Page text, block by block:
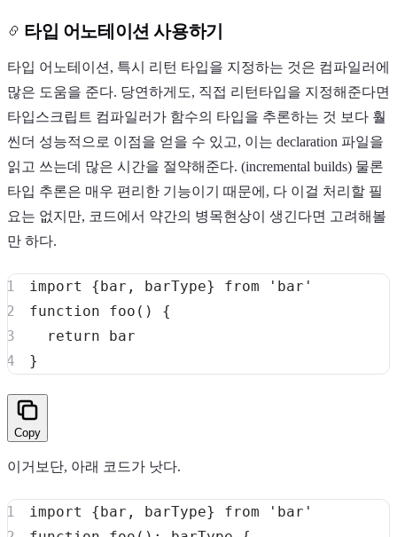
타입 어노테이션 사용하기
타입 어노테이션, 특시 리턴 타입을 지정하는 것은 컴파일러에
많은 도움을 준다. 당연하게도, 직접 리턴타입을 지정해준다면
타입스크립트 컴파일러가 함수의 타입을 추론하는 것 보다 훨
씬더 성능적으로 이점을 얻을 수 있고, 이는 declaration 파일을
읽고 쓰는데 많은 시간을 절약해준다. (incremental builds) 물론
타입 추론은 매우 편리한 기능이기 때문에, 다 이걸 처리할 필
요는 없지만, 코드에서 약간의 병목현상이 생긴다면 고려해볼
만 하다.
import {bar , barType} from
'bar'
function
foo ( )
{
return
}
Copy
이거보단, 아래 코드가 낫다.
import {bar , barType} from
'bar'